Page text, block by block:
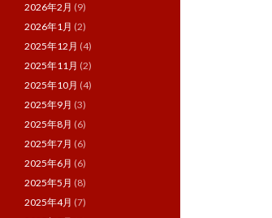
2026年2月 (9)
2026年1月 (2)
2025年12月 (4)
2025年11月 (2)
2025年10月 (4)
2025年9月 (3)
2025年8月 (6)
2025年7月 (6)
2025年6月 (6)
2025年5月 (8)
2025年4月 (7)